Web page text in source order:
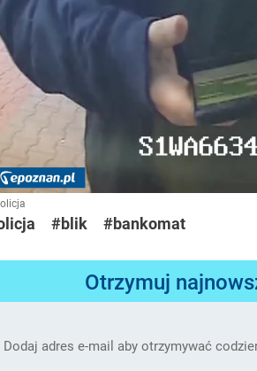
#blik #bankomat
Otrzymuj
Dodaj adres e-mail aby otrzymywać